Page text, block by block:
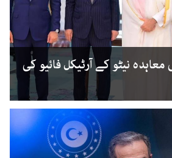
نیٹو کے آرٹیکل فائیو کی